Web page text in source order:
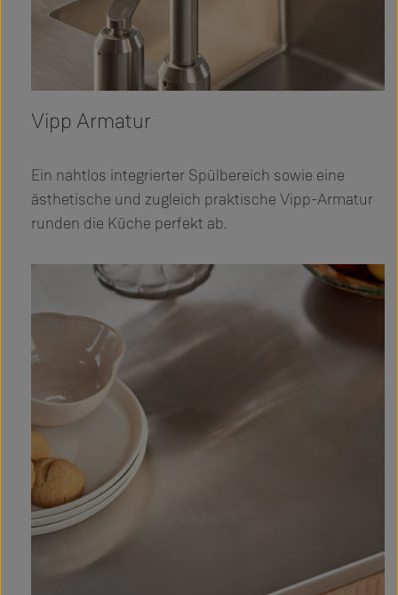
Vipp Armatur
Ein nahtlos integrierter Spülbereich sowie eine
ästhetische und zugleich praktische Vipp-Armatur
runden die Küche perfekt ab.